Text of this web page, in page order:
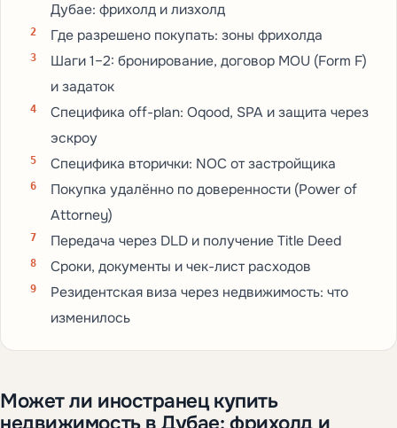
Дубае: фрихолд и лизхолд
Где разрешено покупать: зоны фрихолда
Шаги 1–2: бронирование, договор MOU (Form F)
и задаток
Специфика off-plan: Oqood, SPA и защита через
эскроу
Специфика вторички: NOC от застройщика
Покупка удалённо по доверенности (Power of
Attorney)
Передача через DLD и получение Title Deed
Сроки, документы и чек-лист расходов
Резидентская виза через недвижимость: что
изменилось
Может ли иностранец купить